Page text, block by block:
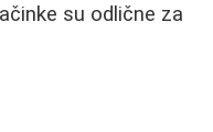
su odlične za